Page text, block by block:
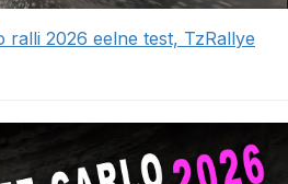
ralli 2026 eelne test, TzRallye